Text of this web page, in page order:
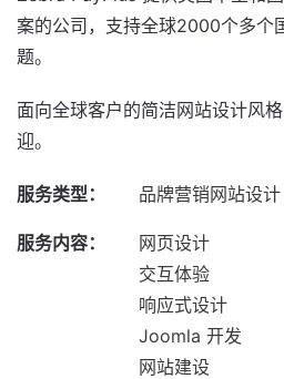
案的公司，支持全球2000个多个
题。
面向全球客户的简洁网站设计风
迎。
服务类型： 品牌营销网站设计
服务内容：
网页设计
交互体验
响应式设计
Joomla 开发
网站建设